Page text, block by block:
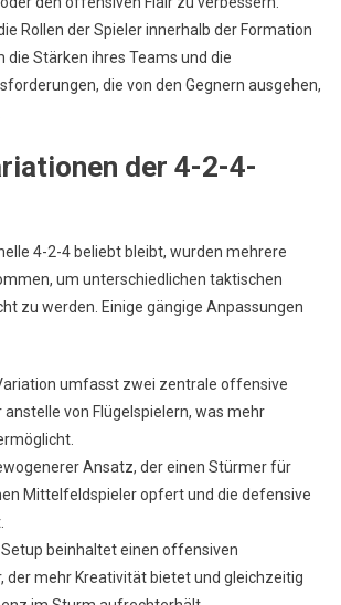
Rollen der Spieler innerhalb der Formation
die Stärken ihres Teams und die
die von den Gegnern ausgehen,
der 4-2-4-
4-2-4 beliebt bleibt, wurden mehrere
um unterschiedlichen taktischen
zu werden. Einige gängige Anpassungen
umfasst zwei zentrale offensive
von Flügelspielern, was mehr
Ansatz, der einen Stürmer für
Mittelfeldspieler opfert und die defensive
Setup beinhaltet einen offensiven
der mehr Kreativität bietet und gleichzeitig